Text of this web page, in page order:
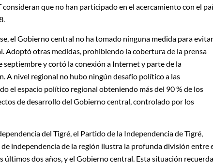
que no han participado en el acercamiento con el
el Gobierno central no ha tomado ninguna medida para evitar
Adoptó otras medidas, prohibiendo la cobertura de la prensa
y cortó la conexión a Internet y parte de la
A nivel regional no hubo ningún desafío político a las
el espacio político regional obteniendo más del 90 % de los
de desarrollo del Gobierno central, controlado por los
del Tigré, el Partido de la Independencia de Tigré,
independencia de la región ilustra la profunda división entre
últimos dos años, y el Gobierno central. Esta situación recuerda